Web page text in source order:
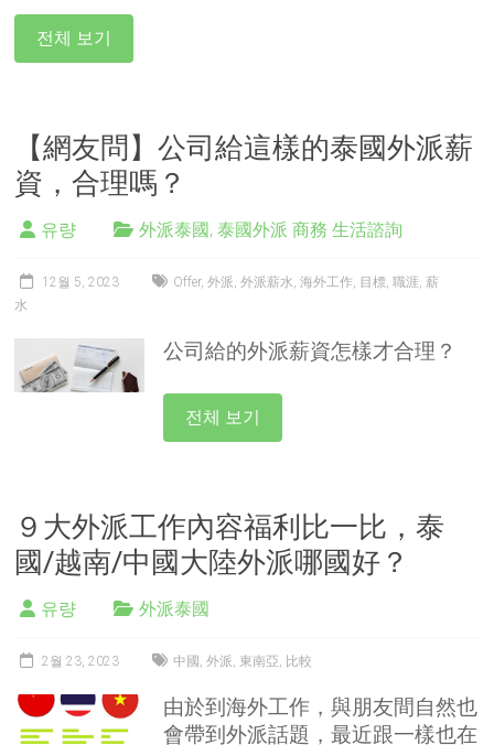
전체 보기
【網友問】公司給這樣的泰國外派薪
資，合理嗎？
유량 外派泰國,泰國外派 商務 生活諮詢
12월 5, 2023 Offer,外派,外派薪水,海外工作, 目標,職涯,薪
水
公司給的外派薪資怎樣才合理？
전체 보기
９大外派工作內容福利比一比，泰
國/越南/中國大陸外派哪國好？
유량 外派泰國
2월 23, 2023 中國 ,外派, 東南亞, 比較
由於到海外工作，與朋友間自然也
會帶到外派話題，最近跟一樣也在